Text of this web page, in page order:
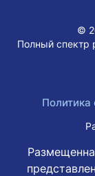
©
Полный спектр
Политика